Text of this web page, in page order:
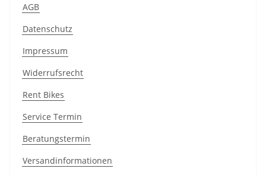
AGB
Datenschutz
Impressum
Widerrufsrecht
Rent Bikes
Service Termin
Beratungstermin
Versandinformationen